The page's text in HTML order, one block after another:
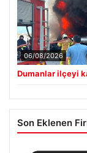
06/08/2026
Dumanlar ilçeyi
Son Eklenen